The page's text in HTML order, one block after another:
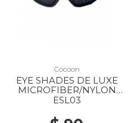
Cocoon
EYE SHADES DE LUXE
MICROFIBER/NYLON
BLACK/ GREY
ESL03